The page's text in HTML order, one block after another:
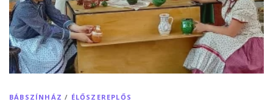
BÁBSZÍNHÁZ / ÉLŐSZEREPLŐS